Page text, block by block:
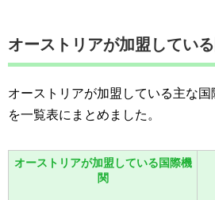
オーストリアが加盟してい
オーストリアが加盟している主な
を一覧表にまとめました。
オーストリアが加盟している国際機
関